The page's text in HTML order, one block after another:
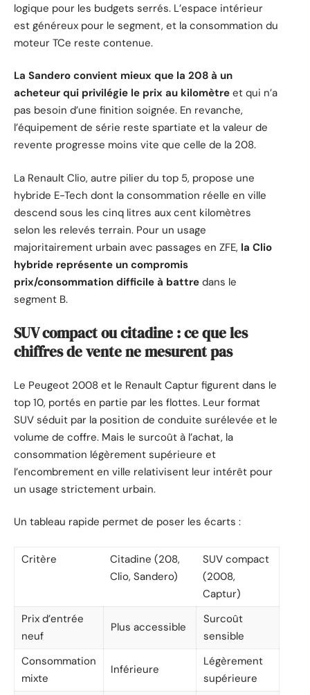
logique pour les budgets serrés. L’espace intérieur
est généreux pour le segment, et la consommation du
moteur TCe reste contenue.
La Sandero convient mieux que la 208 à un
acheteur qui privilégie le prix au kilomètre et qui n’a
pas besoin d’une finition soignée. En revanche,
l’équipement de série reste spartiate et la valeur de
revente progresse moins vite que celle de la 208.
La Renault Clio, autre pilier du top 5, propose une
hybride E-Tech dont la consommation réelle en ville
descend sous les cinq litres aux cent kilomètres
selon les relevés terrain. Pour un usage
majoritairement urbain avec passages en ZFE, la Clio
hybride représente un compromis
prix/consommation difficile à battre dans le
segment B.
SUV compact ou citadine : ce que les
chiffres de vente ne mesurent pas
Le Peugeot 2008 et le Renault Captur figurent dans le
top 10, portés en partie par les flottes. Leur format
SUV séduit par la position de conduite surélevée et le
volume de coffre. Mais le surcoût à l’achat, la
consommation légèrement supérieure et
l’encombrement en ville relativisent leur intérêt pour
un usage strictement urbain.
Un tableau rapide permet de poser les écarts :
Critère
Citadine (208,
Clio, Sandero)
SUV compact
(2008,
Captur)
Prix d’entrée
neuf
Plus accessible
Surcoût
sensible
Consommation
mixte
Inférieure
Légèrement
supérieure